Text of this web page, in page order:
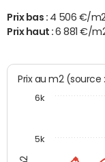
Prix bas : 4 506 €/m2
Prix haut :6 881 €/
Prix au m2
5k
6k